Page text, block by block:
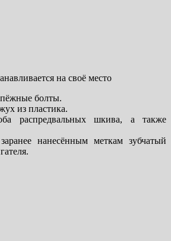
на своё место
болты.
из пластика.
распредвальных шкива, а также
нанесённым меткам зубчатый